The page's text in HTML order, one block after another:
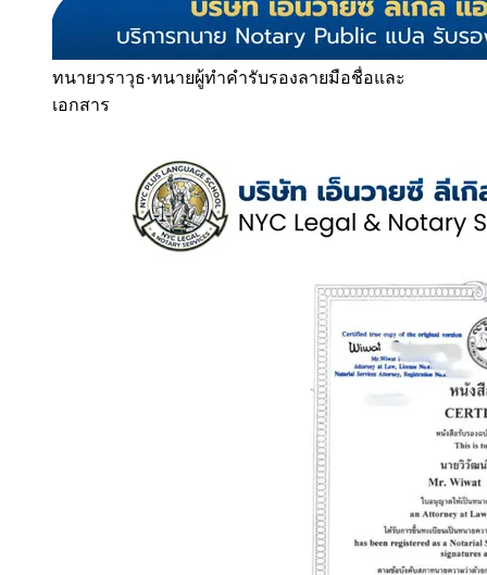
ทนายวราวุธ·ทนายผู้ทำคำรับรองลายมือชื่อและ
เอกสาร